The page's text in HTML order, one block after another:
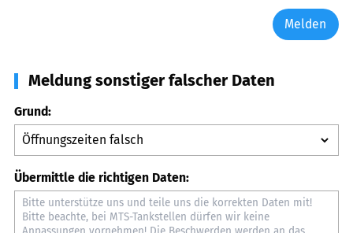
Melden
Meldung sonstiger falscher Daten
Grund:
Übermittle die richtigen Daten: